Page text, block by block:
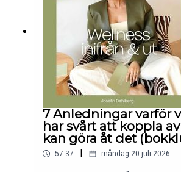
7 Anledningar varför
har svårt att koppla
kan göra åt det
57:37 måndag 20 juli 2026